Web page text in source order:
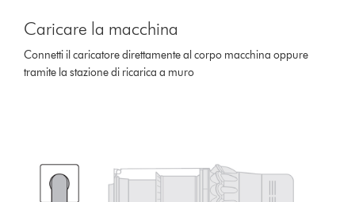
Caricare la macchina
Connetti il caricatore direttamente al corpo macchina oppure
tramite la stazione di ricarica a muro